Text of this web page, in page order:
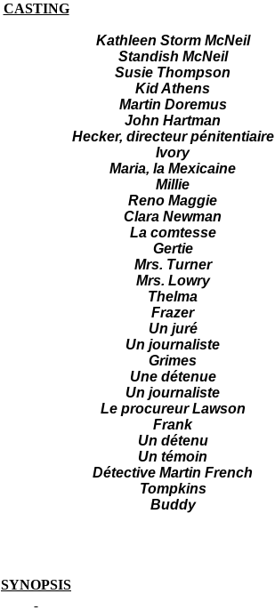
CASTING
Kathleen Storm McNeil
Standish McNeil
Susie Thompson
Kid Athens
Martin Doremus
John Hartman
Hecker, directeur pénitentiaire
Ivory
Maria, la Mexicaine
Millie
Reno Maggie
Clara Newman
La comtesse
Gertie
Mrs. Turner
Mrs. Lowry
Thelma
Frazer
Un juré
Un journaliste
Grimes
Une détenue
Un journaliste
Le procureur Lawson
Frank
Un détenu
Un témoin
Détective Martin French
Tompkins
Buddy
SYNOPSIS